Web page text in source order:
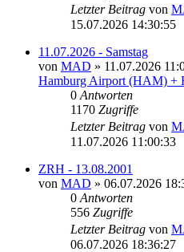
Letzter Beitrag von
15.07.2026 14:30:55
11.07.2026 - Samstag
von MAD » 11.07.2026
Hamburg Airport (HAM) +
0 Antworten
1170 Zugriffe
Letzter Beitrag von
11.07.2026 11:00:33
ZRH - 13.08.2001
von MAD » 06.07.2026
0 Antworten
556 Zugriffe
Letzter Beitrag von
06.07.2026 18:36:27